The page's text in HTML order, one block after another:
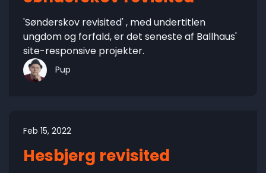
'Sønderskov revisited' , med undertitlen
ungdom og forfald, er det seneste af Ballhaus'
site-responsive projekter.
Pup
Feb 15, 2022
Hesbjerg revisited